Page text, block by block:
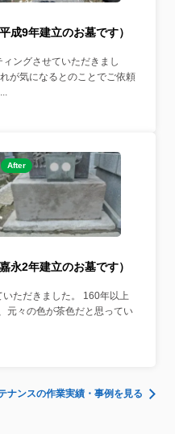
9年建立のお墓です）
ングさせていただきまし
が気になるとのことでご依頼
After
2年建立のお墓です）
ただきました。 160年以上
元々の色が茶色だと思ってい
ナンスの作業実績・事例を見る